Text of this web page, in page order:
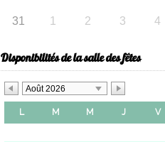
31 1 2 3 4
Disponibilités de la salle des fêtes
Août 2026
L M M J V